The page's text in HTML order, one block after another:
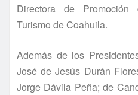
Directora de
Turismo de Coahuila.
Además de los
José de Jesús Durán
Jorge Dávila Peña; de